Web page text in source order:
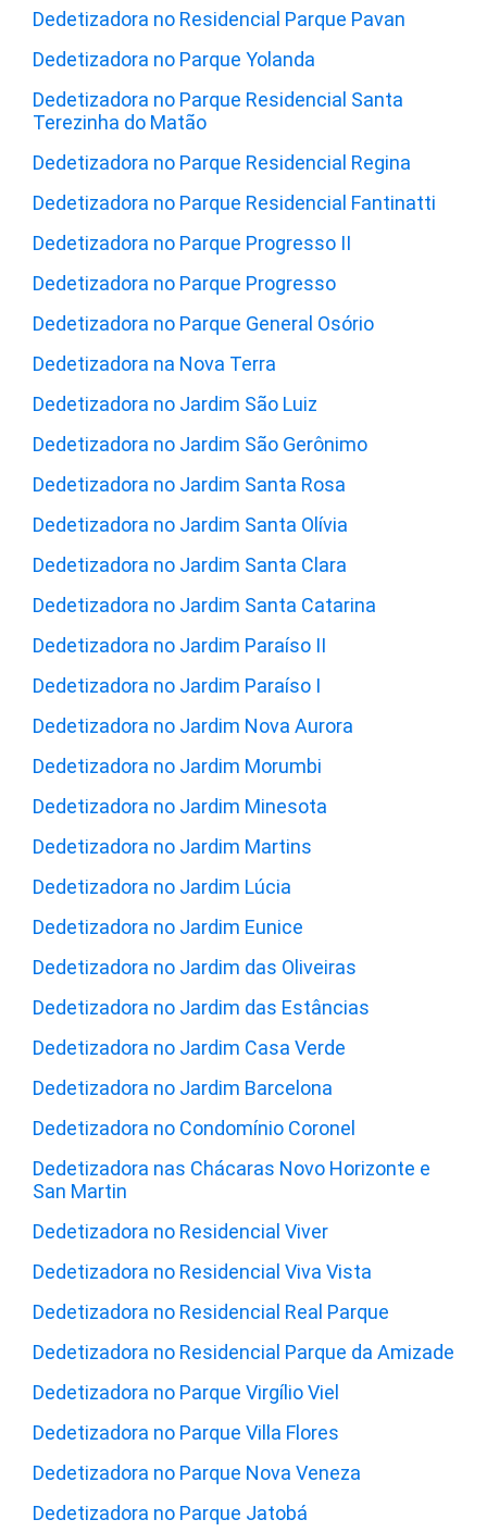
Dedetizadora no Residencial Parque Pavan
Dedetizadora no Parque Yolanda
Dedetizadora no Parque Residencial Santa
Terezinha do Matão
Dedetizadora no Parque Residencial Regina
Dedetizadora no Parque Residencial Fantinatti
Dedetizadora no Parque Progresso II
Dedetizadora no Parque Progresso
Dedetizadora no Parque General Osório
Dedetizadora na Nova Terra
Dedetizadora no Jardim São Luiz
Dedetizadora no Jardim São Gerônimo
Dedetizadora no Jardim Santa Rosa
Dedetizadora no Jardim Santa Olívia
Dedetizadora no Jardim Santa Clara
Dedetizadora no Jardim Santa Catarina
Dedetizadora no Jardim Paraíso II
Dedetizadora no Jardim Paraíso I
Dedetizadora no Jardim Nova Aurora
Dedetizadora no Jardim Morumbi
Dedetizadora no Jardim Minesota
Dedetizadora no Jardim Martins
Dedetizadora no Jardim Lúcia
Dedetizadora no Jardim Eunice
Dedetizadora no Jardim das Oliveiras
Dedetizadora no Jardim das Estâncias
Dedetizadora no Jardim Casa Verde
Dedetizadora no Jardim Barcelona
Dedetizadora no Condomínio Coronel
Dedetizadora nas Chácaras Novo Horizonte e
San Martin
Dedetizadora no Residencial Viver
Dedetizadora no Residencial Viva Vista
Dedetizadora no Residencial Real Parque
Dedetizadora no Residencial Parque da Amizade
Dedetizadora no Parque Virgílio Viel
Dedetizadora no Parque Villa Flores
Dedetizadora no Parque Nova Veneza
Dedetizadora no Parque Jatobá